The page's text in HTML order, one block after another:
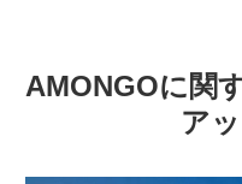
AMONGOに関
ア